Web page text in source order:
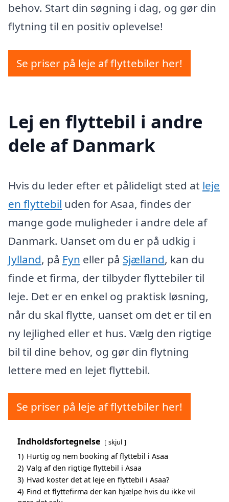
behov. Start din søgning i dag, og gør din
flytning til en positiv oplevelse!
Se priser på leje af flyttebiler her!
Lej en flyttebil i andre
dele af Danmark
Hvis du leder efter et pålideligt sted at leje
en flyttebil uden for Asaa, findes der
mange gode muligheder i andre dele af
Danmark. Uanset om du er på udkig i
Jylland, på Fyn eller på Sjælland, kan du
finde et firma, der tilbyder flyttebiler til
leje. Det er en enkel og praktisk løsning,
når du skal flytte, uanset om det er til en
ny lejlighed eller et hus. Vælg den rigtige
bil til dine behov, og gør din flytning
lettere med en lejet flyttebil.
Se priser på leje af flyttebiler her!
Indholdsfortegnelse skjul
1) Hurtig og nem booking af flyttebil i Asaa
2) Valg af den rigtige flyttebil i Asaa
3) Hvad koster det at leje en flyttebil i Asaa?
4) Find et flyttefirma der kan hjælpe hvis du ikke vil